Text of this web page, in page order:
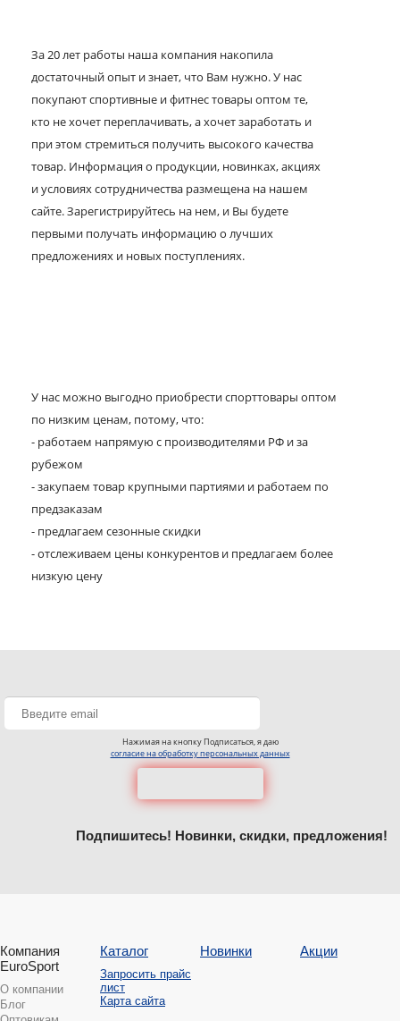
За 20 лет работы наша компания накопила
достаточный опыт и знает, что Вам нужно. У нас
покупают спортивные и фитнес товары оптом те,
кто не хочет переплачивать, а хочет заработать и
при этом стремиться получить высокого качества
товар. Информация о продукции, новинках, акциях
и условиях сотрудничества размещена на нашем
сайте. Зарегистрируйтесь на нем, и Вы будете
первыми получать информацию о лучших
предложениях и новых поступлениях.
У нас можно выгодно приобрести спорттовары оптом
по низким ценам, потому, что:
- работаем напрямую с производителями РФ и за
рубежом
- закупаем товар крупными партиями и работаем по
предзаказам
- предлагаем сезонные скидки
- отслеживаем цены конкурентов и предлагаем более
низкую цену
Нажимая на кнопку Подписаться, я даю
согласие на обработку персональных данных
Подпишитесь! Новинки, скидки, предложения!
Компания
EuroSport
О компании
Блог
Каталог
Запросить прайс
лист
Карта сайта
Новинки Акции